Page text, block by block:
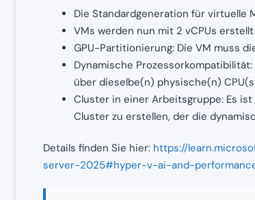
Die Standardgeneration für virtuelle
VMs werden nun mit 2 vCPUs erstellt
GPU-Partitionierung: Die VM muss
Dynamische
über dieselbe(n) physische(n)
Cluster in einer Arbeitsgruppe: Es
Cluster zu erstellen, der die
Details finden Sie hier: https://
server-2025#hyper-v-ai-and-